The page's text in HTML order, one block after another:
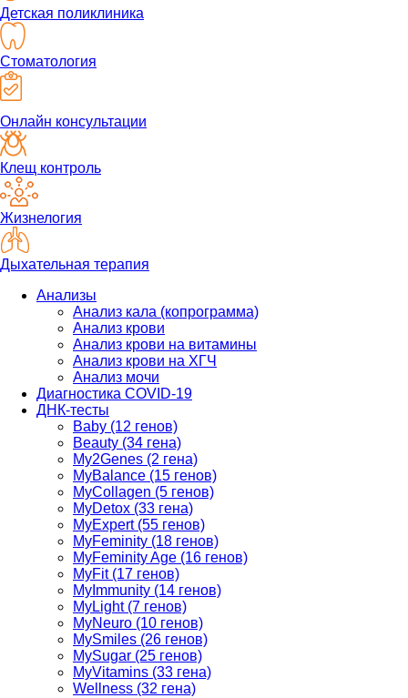
Детская поликлиника
Стоматология
Онлайн консультации
Клещ контроль
Жизнелогия
Дыхательная терапия
Анализы
Анализ кала (копрограмма)
Анализ крови
Анализ крови на витамины
Анализ крови на ХГЧ
Анализ мочи
Диагностика COVID-19
ДНК-тесты
Baby (12 генов)
Beauty (34 гена)
My2Genes (2 гена)
MyBalance (15 генов)
MyCollagen (5 генов)
MyDetox (33 гена)
MyExpert (55 генов)
MyFeminity (18 генов)
MyFeminity Age (16 генов)
MyFit (17 генов)
MyImmunity (14 генов)
MyLight (7 генов)
MyNeuro (10 генов)
MySmiles (26 генов)
MySugar (25 генов)
MyVitamins (33 гена)
Wellness (32 гена)